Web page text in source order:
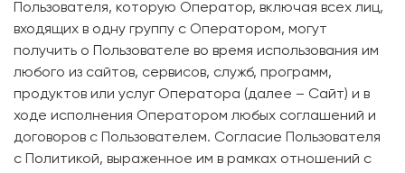
Пользователя, которую Оператор, включая всех лиц,
входящих в одну группу с Оператором, могут
получить о Пользователе во время использования им
любого из сайтов, сервисов, служб, программ,
продуктов или услуг Оператора (далее – Сайт) и в
ходе исполнения Оператором любых соглашений и
договоров с Пользователем. Согласие Пользователя
с Политикой, выраженное им в рамках отношений с